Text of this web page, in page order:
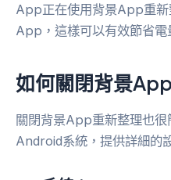
App正在使用背景App重新
App，這樣可以有效節省電
如何關閉背景
關閉背景App重新整理也很
Android系統，提供詳細的